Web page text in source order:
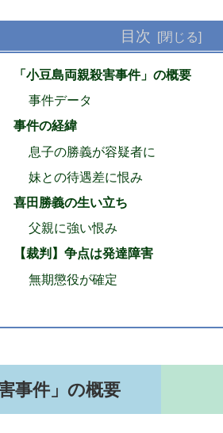
目次
「小豆島両親殺害事件」の概要
事件データ
事件の経緯
息子の勝義が容疑者に
妹との待遇差に恨み
喜田勝義の生い立ち
父親に強い恨み
【裁判】争点は発達障害
無期懲役が確定
事件」の概要